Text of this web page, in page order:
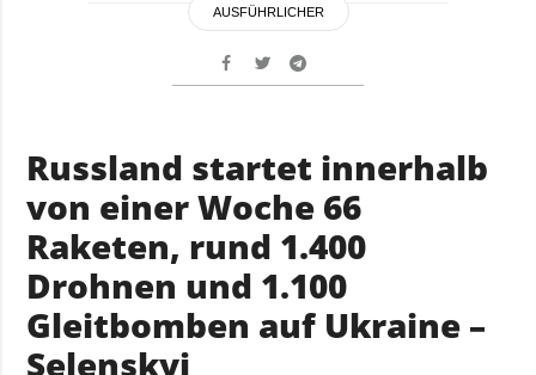
AUSFÜHRLICHER
Russland startet innerhalb
von einer Woche 66
Raketen, rund 1.400
Drohnen und 1.100
Gleitbomben auf Ukraine –
Selenskyj